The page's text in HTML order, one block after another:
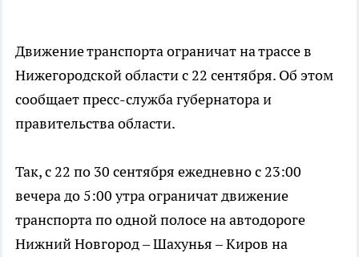
Движение транспорта ограничат на трассе в
Нижегородской области с 22 сентября. Об этом
сообщает пресс-служба губернатора и
правительства области.
Так, с 22 по 30 сентября ежедневно с 23:00
вечера до 5:00 утра ограничат движение
транспорта по одной полосе на автодороге
Нижний Новгород – Шахунья – Киров на